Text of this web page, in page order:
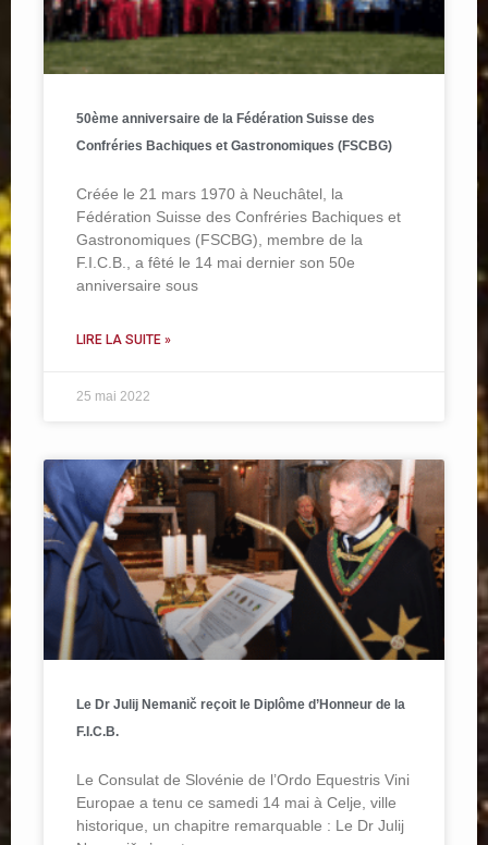
50ème anniversaire de la Fédération Suisse des
Confréries Bachiques et Gastronomiques (FSCBG)
Créée le 21 mars 1970 à Neuchâtel, la
Fédération Suisse des Confréries Bachiques et
Gastronomiques (FSCBG), membre de la
F.I.C.B., a fêté le 14 mai dernier son 50e
anniversaire sous
LIRE LA SUITE »
25 mai 2022
Le Dr Julij Nemanič reçoit le Diplôme d’Honneur de la
F.I.C.B.
Le Consulat de Slovénie de l’Ordo Equestris Vini
Europae a tenu ce samedi 14 mai à Celje, ville
historique, un chapitre remarquable : Le Dr Julij